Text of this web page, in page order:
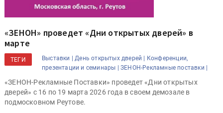
«ЗЕНОН» проведет «Дни открытых дверей» в
марте
ТЕГИ Выставки | День открытых дверей |
Конференции,
презентации и семинары |
ЗЕНОН-Рекламные поставки |
«ЗЕНОН-Рекламные Поставки» проведет «Дни открытых
дверей» с 16 по 19 марта 2026 года в своем демозале в
подмосковном Реутове.